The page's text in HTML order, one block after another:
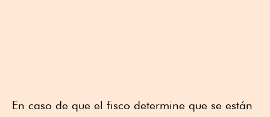
En caso de que el fisco determine que se están